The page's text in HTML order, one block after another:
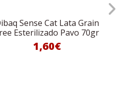
Sense Cat Lata Grain
Esterilizado Pavo 70gr
1,60€